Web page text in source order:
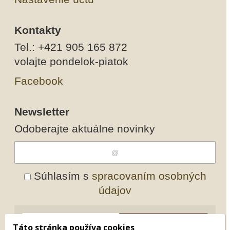
Kontakty
Tel.: +421 905 165 872
volajte pondelok-piatok
Facebook
Newsletter
Odoberajte aktuálne novinky
Súhlasím s spracovaním osobných
údajov
Táto stránka používa cookies